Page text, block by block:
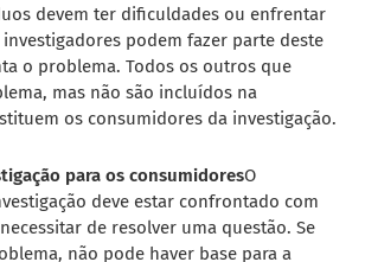
devem ter dificuldades ou enfrentar
podem fazer parte deste
o problema. Todos os outros que
mas não são incluídos na
os consumidores da investigação.
para os consumidoresO
deve estar confrontado com
de resolver uma questão. Se
não pode haver base para a